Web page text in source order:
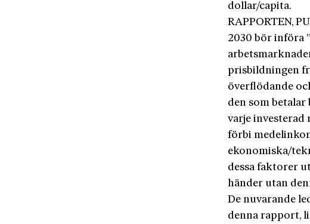
dollar/capita.
RAPPORTEN,
2030 bör införa
prisbildningen
överflödande
den som
varje investerad
förbi
ekonomiska/
dessa faktorer
händer utan
De nuvarande
denna rapport,